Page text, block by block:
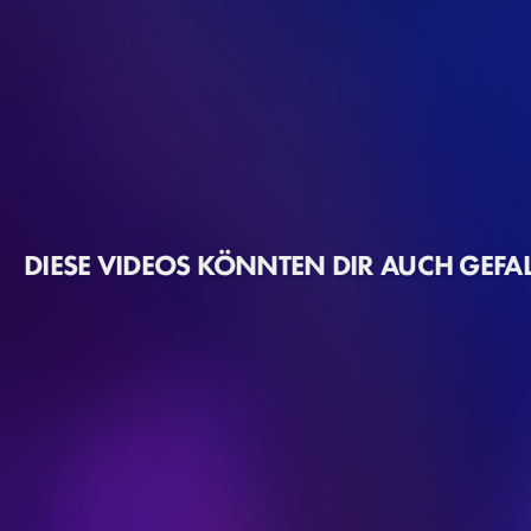
DIESE VIDEOS KÖNNTEN DIR AUCH